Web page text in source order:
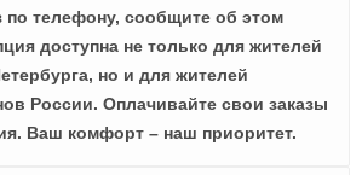
по телефону, сообщите об этом
доступна не только для жителей
но и для жителей
России. Оплачивайте свои заказы
Ваш комфорт – наш приоритет.